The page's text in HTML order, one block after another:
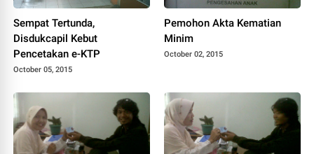
Sempat Tertunda,
Disdukcapil Kebut
Pencetakan e-KTP
October 05, 2015
Pemohon Akta Kematian
Minim
October 02, 2015